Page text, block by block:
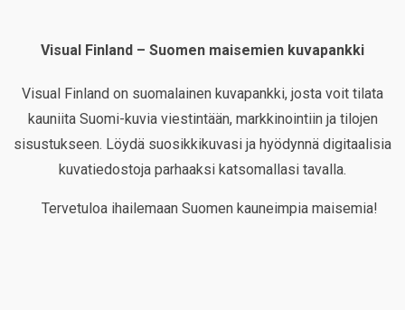
Visual Finland – Suomen maisemien kuvapankki
Visual Finland on suomalainen kuvapankki, josta voit tilata
kauniita Suomi-kuvia viestintään, markkinointiin ja tilojen
sisustukseen. Löydä suosikkikuvasi ja hyödynnä digitaalisia
kuvatiedostoja parhaaksi katsomallasi tavalla.
Tervetuloa ihailemaan Suomen kauneimpia maisemia!